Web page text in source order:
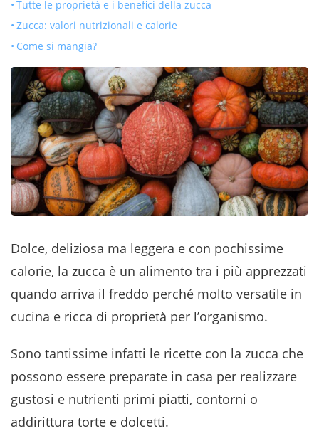
Tutte le proprietà e i benefici della zucca
Zucca: valori nutrizionali e calorie
Come si mangia?
Dolce, deliziosa ma leggera e con pochissime
calorie, la zucca è un alimento tra i più apprezzati
quando arriva il freddo perché molto versatile in
cucina e ricca di proprietà per l’organismo.
Sono tantissime infatti le ricette con la zucca che
possono essere preparate in casa per realizzare
gustosi e nutrienti primi piatti, contorni o
addirittura torte e dolcetti.